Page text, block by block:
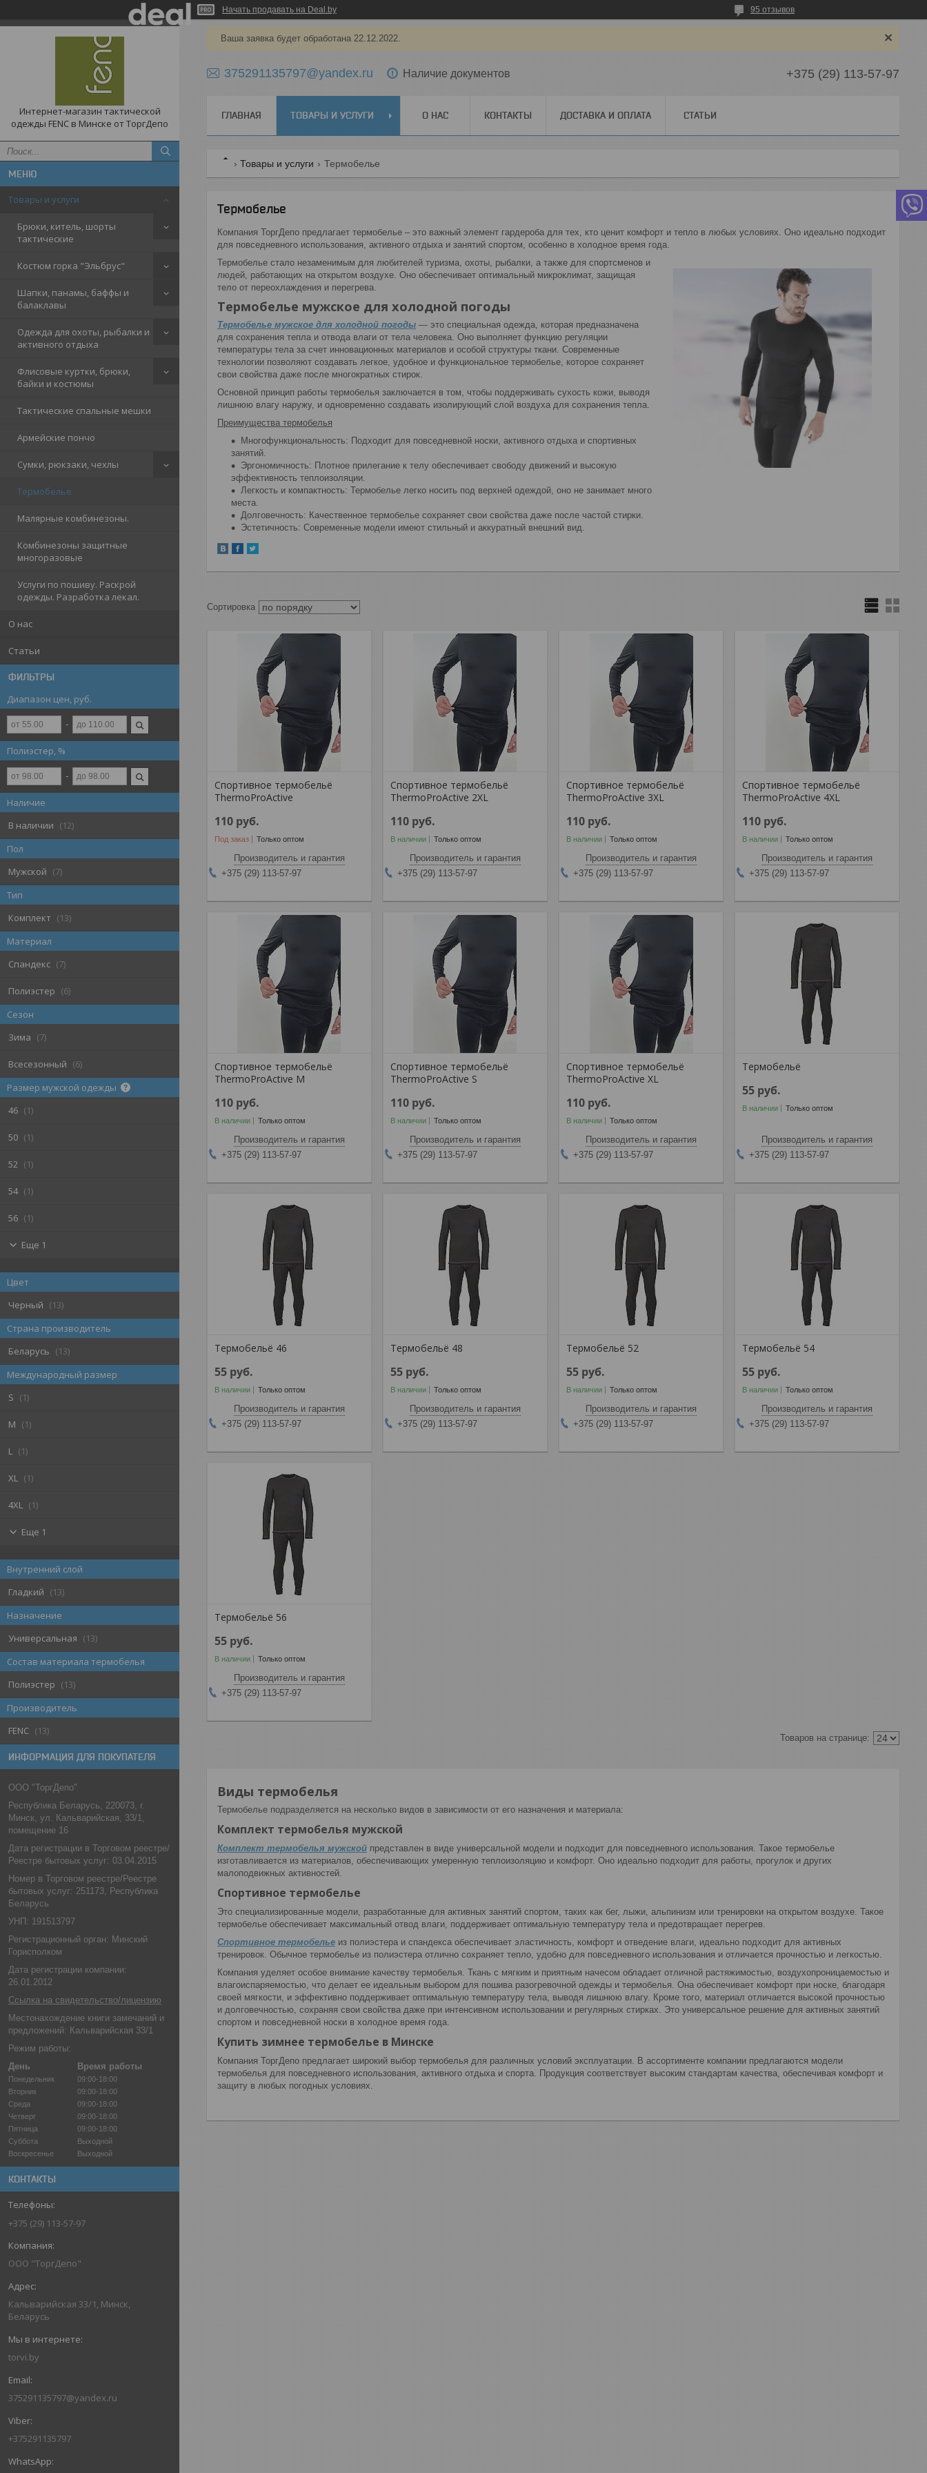
Начать продавать на Deal.by 95 отзывов
Интернет-магазин тактической
одежды FENC в Минске от ТоргДепо
Товары и услуги
Брюки, китель, шорты
тактические
Костюм горка "Эльбрус"
Шапки, панамы, баффы и
балаклавы
Одежда для охоты, рыбалки и
активного отдыха
Флисовые куртки, брюки,
байки и костюмы
Тактические спальные мешки
Армейские пончо
Сумки, рюкзаки, чехлы
Термобелье
Малярные комбинезоны.
Комбинезоны защитные
многоразовые
Услуги по пошиву. Раскрой
одежды. Разработка лекал.
О нас
Статьи
ФИЛЬТРЫ
Диапазон цен, руб.
Полиэстер, %
Наличие
В наличии
12
Пол
Мужской
7
Тип
Комплект
13
Материал
Спандекс
7
Полиэстер
6
Сезон
Зима
7
Всесезонный
6
Размер мужской одежды
46
1
50 1
52 1
54 1
56 1
Еще 1
Цвет
Черный
13
Страна производитель
Беларусь
13
Международный размер
S
1
M 1
L 1
XL 1
4XL 1
Еще 1
Внутренний слой
Гладкий
13
Назначение
Универсальная
13
Состав материала термобелья
Полиэстер
13
Производитель
FENC
13
ИНФОРМАЦИЯ ДЛЯ ПОКУПАТЕЛЯ
ООО "ТоргДепо"
Республика Беларусь, 220073, г.
Минск, ул. Кальварийская, 33/1,
помещение 16
Дата регистрации в Торговом реестре/
Реестре бытовых услуг: 03.04.2015
Номер в Торговом реестре/Реестре
бытовых услуг: 251173, Республика
Беларусь
УНП: 191513797
Регистрационный орган: Минский
Горисполком
Дата регистрации компании:
26.01.2012
Ссылка на свидетельство/лицензию
Местонахождение книги замечаний и
предложений: Кальварийская 33/1
Режим работы:
День
Время работы
Понедельник
09:00-18:00
Вторник
09:00-18:00
Среда
09:00-18:00
Четверг
09:00-18:00
Пятница
09:00-18:00
Суббота
Выходной
Воскресенье
Выходной
КОНТАКТЫ
+375 (29) 113-57-97
OOO "ТоргДепо"
Кальварийская 33/1, Минск,
Беларусь
torvi.by
375291135797@yandex.ru
+375291135797
Ваша заявка будет обработана 22.12.2022.
375291135797@yandex.ru Наличие документов +375 (29) 113-57-97
ГЛАВНАЯ ТОВАРЫ И УСЛУГИ О НАС КОНТАКТЫ ДОСТАВКА И ОПЛАТА СТАТЬИ
Товары и услуги Термобелье
Термобелье
Компания ТоргДепо предлагает термобелье – это важный элемент гардероба для тех, кто ценит комфорт и тепло в любых условиях. Оно идеально подходит
для повседневного использования, активного отдыха и занятий спортом, особенно в холодное время года.
Термобелье стало незаменимым для любителей туризма, охоты, рыбалки, а также для спортсменов и
людей, работающих на открытом воздухе. Оно обеспечивает оптимальный микроклимат, защищая
тело от переохлаждения и перегрева.
Термобелье мужское для холодной погоды
Термобелье мужское для холодной погоды — это специальная одежда, которая предназначена
для сохранения тепла и отвода влаги от тела человека. Оно выполняет функцию регуляции
температуры тела за счет инновационных материалов и особой структуры ткани. Современные
технологии позволяют создавать легкое, удобное и функциональное термобелье, которое сохраняет
свои свойства даже после многократных стирок.
Основной принцип работы термобелья заключается в том, чтобы поддерживать сухость кожи, выводя
лишнюю влагу наружу, и одновременно создавать изолирующий слой воздуха для сохранения тепла.
Преимущества термобелья
Многофункциональность: Подходит для повседневной носки, активного отдыха и спортивных
занятий.
Эргономичность: Плотное прилегание к телу обеспечивает свободу движений и высокую
эффективность теплоизоляции.
Легкость и компактность: Термобелье легко носить под верхней одеждой, оно не занимает много
места.
Долговечность: Качественное термобелье сохраняет свои свойства даже после частой стирки.
Эстетичность: Современные модели имеют стильный и аккуратный внешний вид.
Спортивное термобельё
ThermoProActive
110 руб.
Под заказ Только оптом
Производитель и гарантия
+375 (29) 113-57-97
Спортивное термобельё
ThermoProActive 2XL
110 руб.
В наличии Только оптом
Производитель и гарантия
+375 (29) 113-57-97
Спортивное термобельё
ThermoProActive 3XL
110 руб.
В наличии Только оптом
Производитель и гарантия
+375 (29) 113-57-97
Спортивное термобельё
ThermoProActive 4XL
110 руб.
В наличии Только оптом
Производитель и гарантия
+375 (29) 113-57-97
Спортивное термобельё
ThermoProActive M
110 руб.
В наличии Только оптом
Производитель и гарантия
+375 (29) 113-57-97
Спортивное термобельё
ThermoProActive S
110 руб.
В наличии Только оптом
Производитель и гарантия
+375 (29) 113-57-97
Спортивное термобельё
ThermoProActive XL
110 руб.
В наличии Только оптом
Производитель и гарантия
+375 (29) 113-57-97
Термобельё
55 руб.
В наличии Только оптом
Производитель и гарантия
+375 (29) 113-57-97
Термобельё 46
55 руб.
В наличии Только оптом
Производитель и гарантия
+375 (29) 113-57-97
Термобельё 48
55 руб.
В наличии Только оптом
Производитель и гарантия
+375 (29) 113-57-97
Термобельё 52
55 руб.
В наличии Только оптом
Производитель и гарантия
+375 (29) 113-57-97
Термобельё 54
55 руб.
В наличии Только оптом
Производитель и гарантия
+375 (29) 113-57-97
Термобельё 56
55 руб.
В наличии Только оптом
Производитель и гарантия
+375 (29) 113-57-97
Виды термобелья
Термобелье подразделяется на несколько видов в зависимости от его назначения и материала:
Комплект термобелья мужской
Комплект термобелья мужской представлен в виде универсальной модели и подходит для повседневного использования. Такое термобелье
изготавливается из материалов, обеспечивающих умеренную теплоизоляцию и комфорт. Оно идеально подходит для работы, прогулок и других
малоподвижных активностей.
Спортивное термобелье
Это специализированные модели, разработанные для активных занятий спортом, таких как бег, лыжи, альпинизм или тренировки на открытом воздухе. Такое
термобелье обеспечивает максимальный отвод влаги, поддерживает оптимальную температуру тела и предотвращает перегрев.
Спортивное термобелье из полиэстера и спандекса обеспечивает эластичность, комфорт и отведение влаги, идеально подходит для активных
тренировок. Обычное термобелье из полиэстера отлично сохраняет тепло, удобно для повседневного использования и отличается прочностью и легкостью.
Компания уделяет особое внимание качеству термобелья. Ткань с мягким и приятным начесом обладает отличной растяжимостью, воздухопроницаемостью и
влагоиспаряемостью, что делает ее идеальным выбором для пошива разогревочной одежды и термобелья. Она обеспечивает комфорт при носке, благодаря
своей мягкости, и эффективно поддерживает оптимальную температуру тела, выводя лишнюю влагу. Кроме того, материал отличается высокой прочностью
и долговечностью, сохраняя свои свойства даже при интенсивном использовании и регулярных стирках. Это универсальное решение для активных занятий
спортом и повседневной носки в холодное время года.
Купить зимнее термобелье в Минске
Компания ТоргДепо предлагает широкий выбор термобелья для различных условий эксплуатации. В ассортименте компании предлагаются модели
термобелья для повседневного использования, активного отдыха и спорта. Продукция соответствует высоким стандартам качества, обеспечивая комфорт и
защиту в любых погодных условиях.